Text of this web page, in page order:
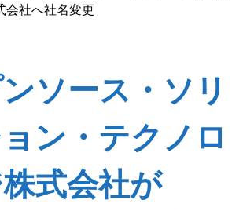
会社へ社名変更
ソース・ソリ
ン・テクノロ
式会社が